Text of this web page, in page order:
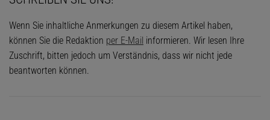
Wenn Sie inhaltliche Anmerkungen zu diesem Artikel haben,
können Sie die Redaktion per E-Mail informieren. Wir lesen Ihre
Zuschrift, bitten jedoch um Verständnis, dass wir nicht jede
beantworten können.